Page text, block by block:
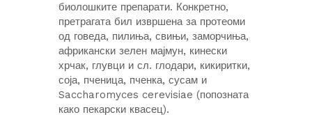
биолошките препарати. Конкретно,
претрагата бил извршена за протеоми
од говеда, пилиња, свињи, заморчиња,
африкански зелен мајмун, кинески
хрчак, глувци и сл. глодари, кикиритки,
соја, пченица, пченка, сусам и
Saccharomyces cerevisiae (попозната
како пекарски квасец).